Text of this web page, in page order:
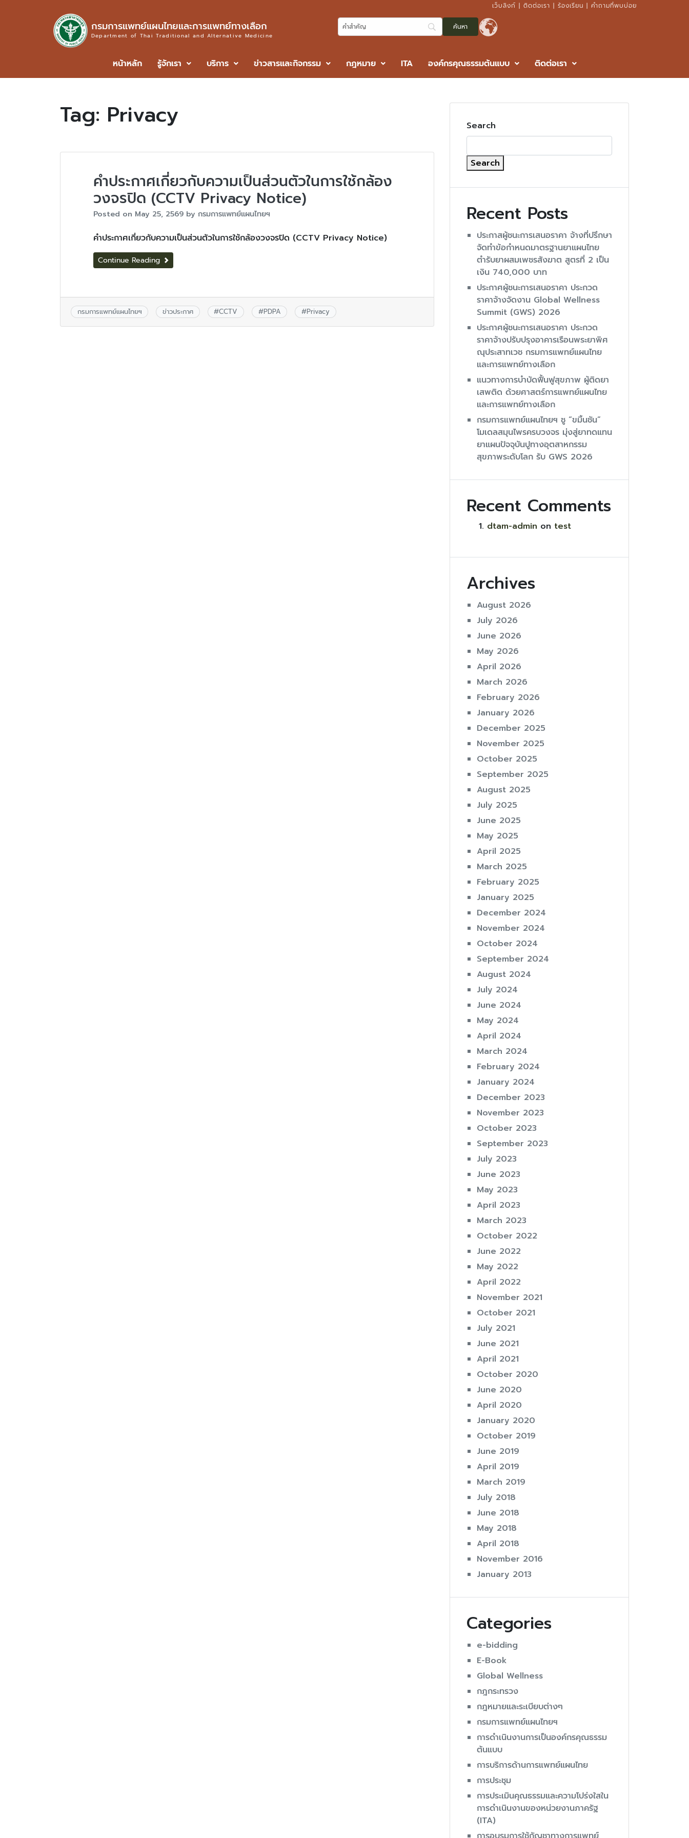
เว็บลิงก์ | ติดต่อเรา | ร้องเรียน | คำถามที่พบบ่อย
กรมการแพทย์แผนไทยและการแพทย์ทางเลือก
Department of Thai Traditional and Alternative Medicine
หน้าหลัก รู้จักเรา บริการ ข่าวสารและกิจกรรม กฎหมาย ITA องค์กรคุณธรรมต้นแบบ ติดต่อเรา
Tag: Privacy
คำประกาศเกี่ยวกับความเป็นส่วนตัวในการใช้กล้อง
วงจรปิด (CCTV Privacy Notice)
Posted on May 25, 2569 by กรมการแพทย์แผนไทยฯ
คำประกาศเกี่ยวกับความเป็นส่วนตัวในการใช้กล้องวงจรปิด (CCTV Privacy Notice)
Continue Reading
กรมการแพทย์แผนไทยฯ ข่าวประกาศ #CCTV #PDPA #Privacy
Search
Search
Recent Posts
ประกาสผู้ชนะการเสนอราคา จ้างที่ปรึกษา
จัดทำข้อกำหนดมาตรฐานยาแผนไทย
ตำรับยาผสมเพชรสังฆาต สูตรที่ 2 เป็น
เงิน 740,000 บาท
ประกาศผู้ชนะการเสนอราคา ประกวด
ราคาจ้างจัดงาน Global Wellness
Summit (GWS) 2026
ประกาศผู้ชนะการเสนอราคา ประกวด
ราคาจ้างปรับปรุงอาคารเรือนพระยาพิศ
ณุประสาทเวช กรมการแพทย์แผนไทย
และการแพทย์ทางเลือก
แนวทางการบำบัดฟื้นฟูสุขภาพ ผู้ติดยา
เสพติด ด้วยศาสตร์การแพทย์แผนไทย
และการแพทย์ทางเลือก
กรมการแพทย์แผนไทยฯ ชู “ขมิ้นชัน”
โมเดลสมุนไพรครบวงจร มุ่งสู่ยาทดแทน
ยาแผนปัจจุบันปูทางอุตสาหกรรม
สุขภาพระดับโลก รับ GWS 2026
Recent Comments
dtam-admin on test
Archives
August 2026
July 2026
June 2026
May 2026
April 2026
March 2026
February 2026
January 2026
December 2025
November 2025
October 2025
September 2025
August 2025
July 2025
June 2025
May 2025
April 2025
March 2025
February 2025
January 2025
December 2024
November 2024
October 2024
September 2024
August 2024
July 2024
June 2024
May 2024
April 2024
March 2024
February 2024
January 2024
December 2023
November 2023
October 2023
September 2023
July 2023
June 2023
May 2023
April 2023
March 2023
October 2022
June 2022
May 2022
April 2022
November 2021
October 2021
July 2021
June 2021
April 2021
October 2020
June 2020
April 2020
January 2020
October 2019
June 2019
April 2019
March 2019
July 2018
June 2018
May 2018
April 2018
November 2016
January 2013
Categories
e-bidding
E-Book
Global Wellness
กฎกระทรวง
กฎหมายและระเบียบต่างๆ
กรมการแพทย์แผนไทยฯ
การดำเนินงานการเป็นองค์กรคุณธรรม
ต้นแบบ
การบริการด้านการแพทย์แผนไทย
การประชุม
การประเมินคุณธรรมและความโปร่งใสใน
การดำเนินงานของหน่วยงานภาครัฐ
(ITA)